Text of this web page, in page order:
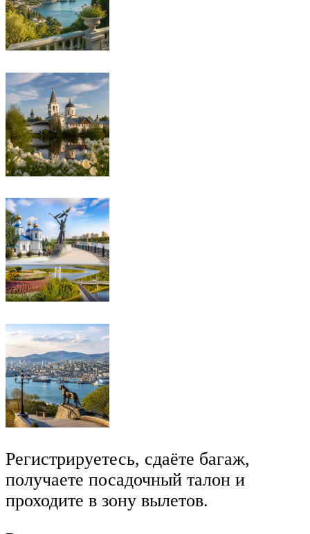
Регистрируетесь, сдаёте багаж,
получаете посадочный талон и
проходите в зону вылетов.